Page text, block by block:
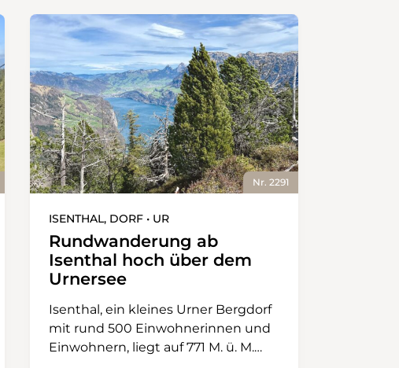
Nr. 2291
ISENTHAL, DORF • UR
Rundwanderung ab
Isenthal hoch über dem
Urnersee
Isenthal, ein kleines Urner Bergdorf
mit rund 500 Einwohnerinnen und
Einwohnern, liegt auf 771 M. ü. M.